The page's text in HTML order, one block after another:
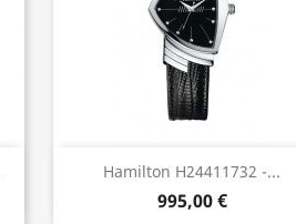
Hamilton H24411732 -...
995,00 €
Anteprima